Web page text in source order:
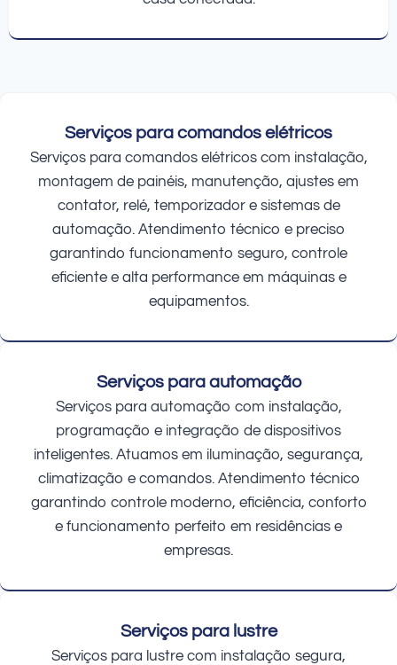
Serviços para comandos elétricos
Serviços para comandos elétricos com instalação,
montagem de painéis, manutenção, ajustes em
contator, relé, temporizador e sistemas de
automação. Atendimento técnico e preciso
garantindo funcionamento seguro, controle
eficiente e alta performance em máquinas e
equipamentos.
Serviços para automação
Serviços para automação com instalação,
programação e integração de dispositivos
inteligentes. Atuamos em iluminação, segurança,
climatização e comandos. Atendimento técnico
garantindo controle moderno, eficiência, conforto
e funcionamento perfeito em residências e
empresas.
Serviços para lustre
Serviços para lustre com instalação segura,